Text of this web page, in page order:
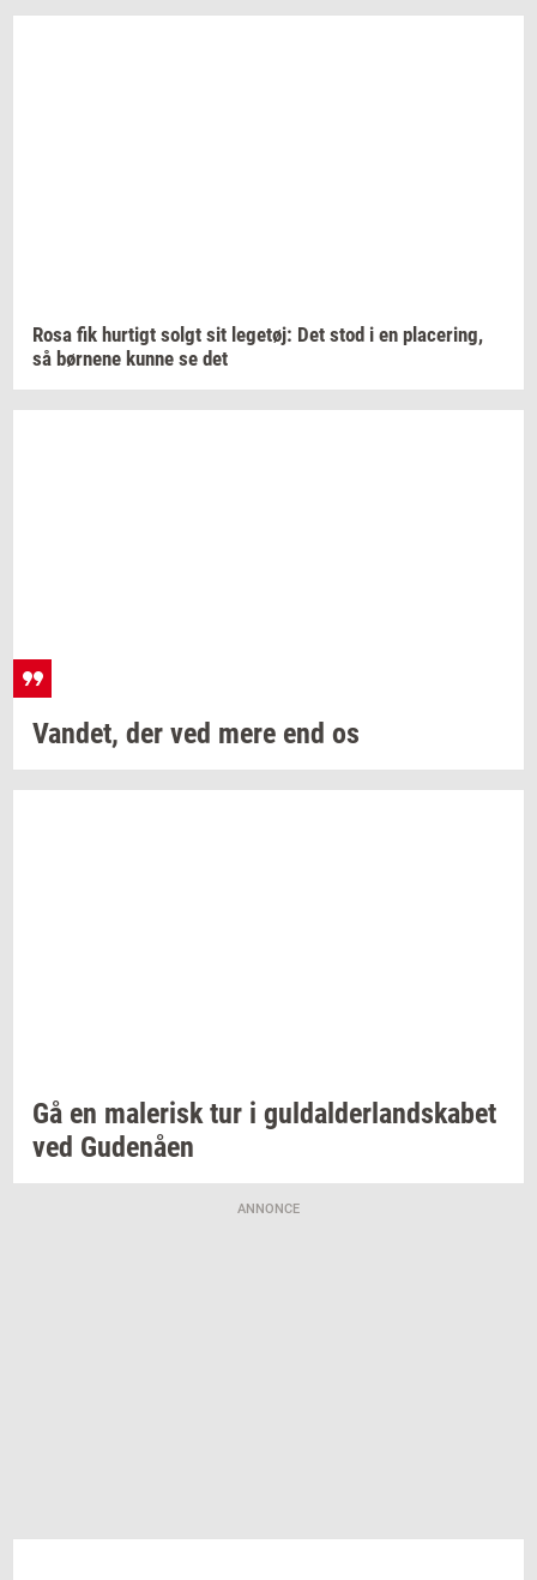
Rosa fik hur­tigt solgt sit le­ge­tøj: Det stod i en pla­ce­ring,
så bør­ne­ne kunne se det
Van­det, der ved mere end os
Gå en ma­le­risktur i gul­dal­der­land­ska­bet
ved Gu­denå­en
ANNONCE